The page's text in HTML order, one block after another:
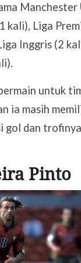
kali), Liga
Inggris (2
untuk
ia masih
gol dan
Pinto